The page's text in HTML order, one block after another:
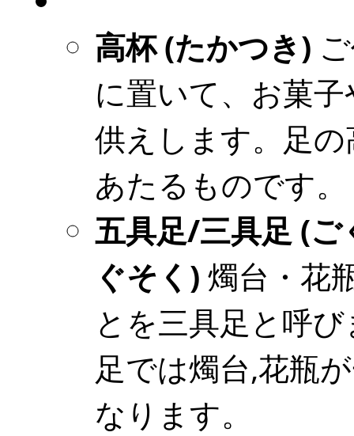
高杯 (たかつき)
に置いて、お菓
供えします。足
あたるものです。
五具足/三具足 (
ぐそく) 燭台・花
とを三具足と呼
足では燭台,花瓶
なります。